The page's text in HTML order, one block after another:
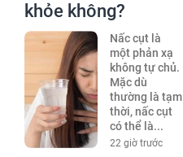
khỏe không?
Nấc cụt là
một phản xạ
không tự chủ.
Mặc dù
thường là tạm
thời, nấc cụt
có thể là...
22 giờ trước